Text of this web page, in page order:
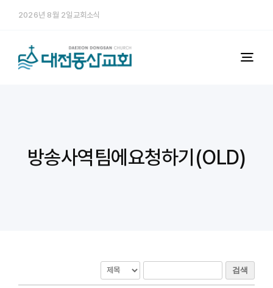
2026년 8월 2일교회소식
미디어
방송사역팀에요청하기(OLD)
검색